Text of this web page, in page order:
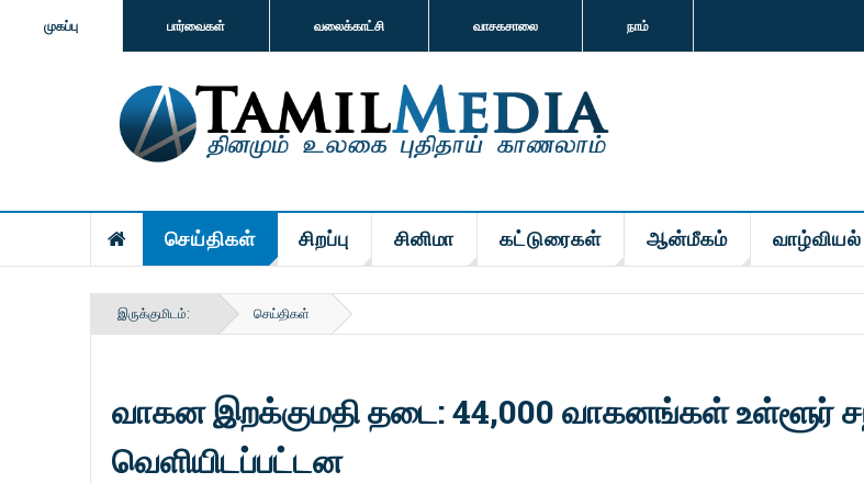
முகப்பு பார்வைகள் வலைக்காட்சி வாசகசாலை நாம்
செய்திகள் சிறப்பு சினிமா கட்டுரைகள் ஆன்மீகம் வாழ்வியல்
இருக்குமிடம்: செய்திகள்
வாகன இறக்குமதி தடை: 44,000 வாகனங்கள் உள்ளூர்
வெளியிடப்பட்டன